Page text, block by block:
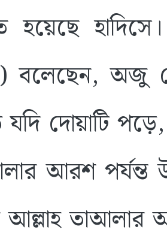
হয়েছে
বলেছেন, অজু
দোয়াটি
আরশ পর্যন্ত
তাআলার